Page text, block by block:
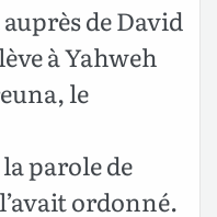
de David
à Yahweh
le
parole de
ordonné.